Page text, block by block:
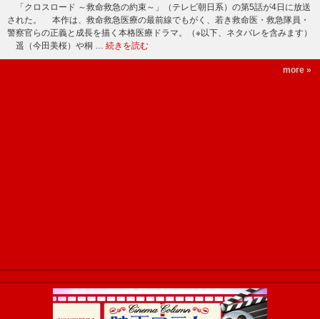
「クロスロード ～救命救急の約束～」（テレビ朝日系）の第5話が4日に放送
された。 本作は、救命救急医療の最前線でもがく、若き救命医・救急隊員・
警察官らの正義と成長を描く本格医療ドラマ。（※以下、ネタバレを含みます）
遥（今田美桜）や桐 … 続きを読む
more »